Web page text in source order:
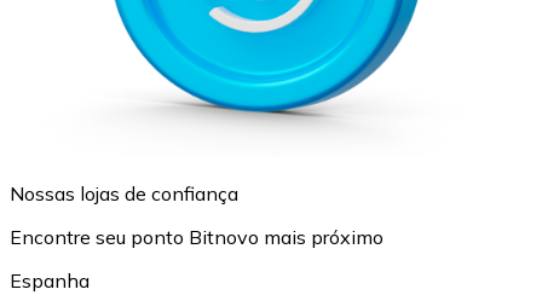
Nossas lojas de confiança
Encontre seu ponto Bitnovo mais próximo
Espanha